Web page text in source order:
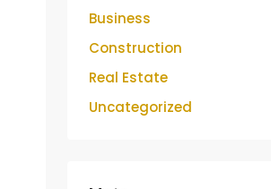
Business
Construction
Real Estate
Uncategorized